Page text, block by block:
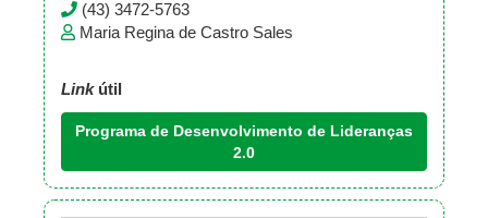
(43) 3472-5763
Maria Regina de Castro Sales
Linkútil
Programa de Desenvolvimento de Lideranças
2.0